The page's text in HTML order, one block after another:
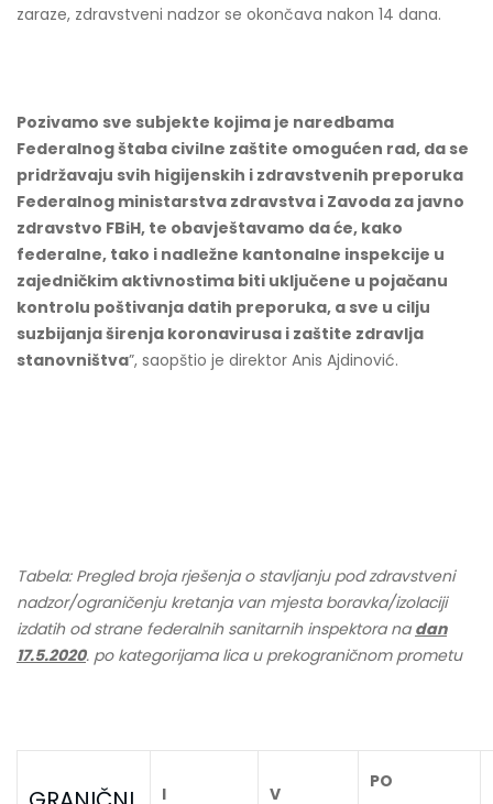
zaraze, zdravstveni nadzor se okončava nakon 14 dana.
Pozivamo sve subjekte kojima je naredbama
Federalnog štaba civilne zaštite omogućen rad, da se
pridržavaju svih higijenskih i zdravstvenih preporuka
Federalnog ministarstva zdravstva i Zavoda za javno
zdravstvo FBiH, te obavještavamo da će, kako
federalne, tako i nadležne kantonalne inspekcije u
zajedničkim aktivnostima biti uključene u pojačanu
kontrolu poštivanja datih preporuka, a sve u cilju
suzbijanja širenja koronavirusa i zaštite zdravlja
stanovništva”, saopštio je direktor Anis Ajdinović.
Tabela: Pregled broja rješenja o stavljanju pod zdravstveni
nadzor/ograničenju kretanja van mjesta boravka/izolaciji
izdatih od strane federalnih sanitarnih inspektora na dan
17.5.2020. po kategorijama lica u prekograničnom prometu
I V
PO